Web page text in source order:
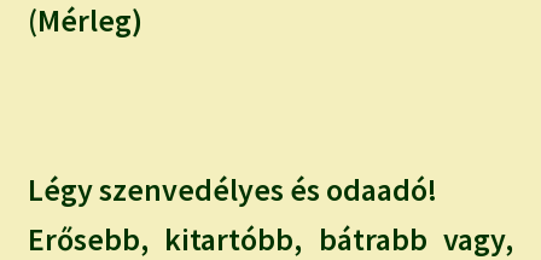
(Mérleg)
Légy szenvedélyes és odaadó!
Erősebb, kitartóbb, bátrabb vagy,